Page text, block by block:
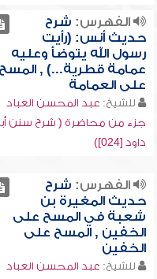
الفهرس: شرح
حديث أنس: (رأيت
رسول الله يتوضأ وعليه
عمامة قطرية...) , المسح
على العمامة
للشيخ: عبد المحسن العباد
جزء من محاضرة ( شرح سنن
داود [024])
الفهرس: شرح
حديث المغيرة بن
شعبة في المسح على
الخفين , المسح على
الخفين
للشيخ: عبد المحسن العباد